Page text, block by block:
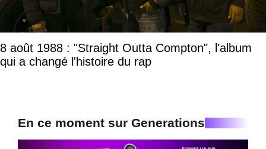
8 août 1988 : "Straight Outta Compton", l'album
qui a changé l'histoire du rap
En ce moment sur Generations